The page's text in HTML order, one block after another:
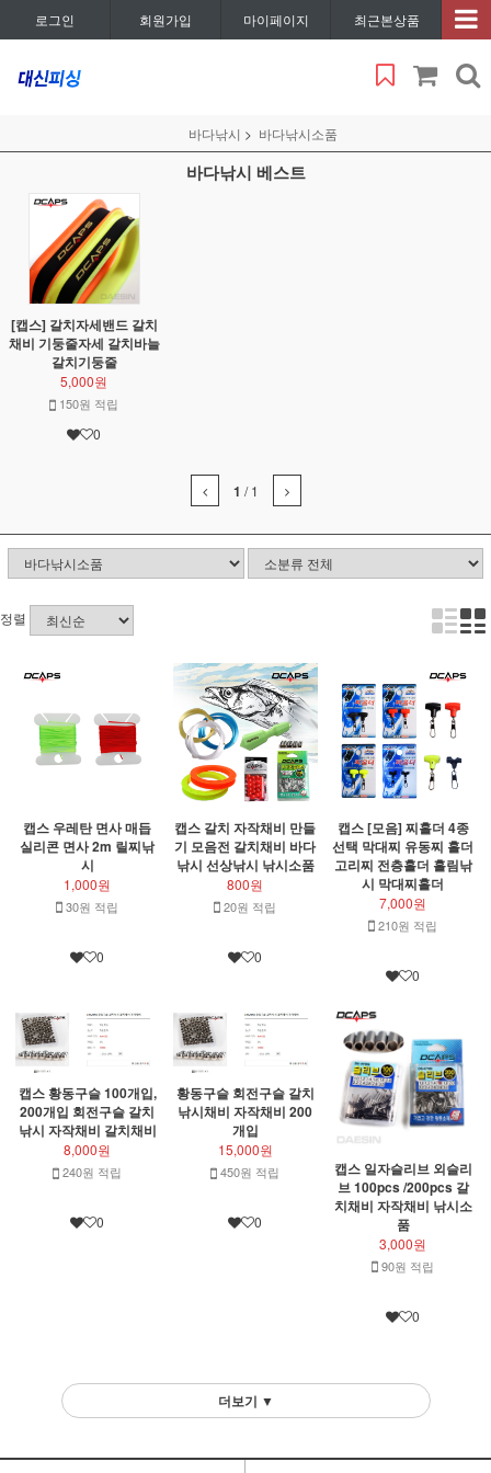
로그인 회원가입 마이페이지 최근본상품
바다낚시 바다낚시소품
바다낚시 베스트
[캡스] 갈치자세밴드 갈치
채비 기둥줄자세 갈치바늘
갈치기둥줄
5,000원
150원 적립
0
1 /1
정렬
캡스 우레탄 면사 매듭
실리콘 면사 2m 릴찌낚
시
1,000원
30원 적립
0
캡스 갈치 자작채비 만들
기 모음전 갈치채비 바다
낚시 선상낚시 낚시소품
800원
20원 적립
0
캡스 [모음] 찌홀더 4종
선택 막대찌 유동찌 홀더
고리찌 전층홀더 흘림낚
시 막대찌홀더
7,000원
210원 적립
0
캡스 황동구슬 100개입,
200개입 회전구슬 갈치
낚시 자작채비 갈치채비
8,000원
240원 적립
0
황동구슬 회전구슬 갈치
낚시채비 자작채비 200
개입
15,000원
450원 적립
0
캡스 일자슬리브 외슬리
브 100pcs /200pcs 갈
치채비 자작채비 낚시소
품
3,000원
90원 적립
0
더보기 ▼